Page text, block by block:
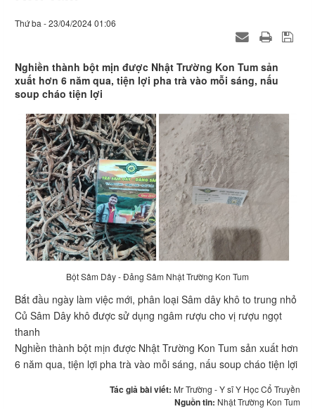
Thứ ba - 23/04/2024 01:06
Nghiền thành bột mịn được Nhật Trường Kon Tum sản
xuất hơn 6 năm qua, tiện lợi pha trà vào mỗi sáng, nấu
soup cháo tiện lợi
Bột Sâm Dây - Đảng Sâm Nhật Trường Kon Tum
Bắt đầu ngày làm việc mới, phân loại Sâm dây khô to trung nhỏ
Củ Sâm Dây khô được sử dụng ngâm rượu cho vị rượu ngọt
thanh
Nghiền thành bột mịn được Nhật Trường Kon Tum sản xuất hơn
6 năm qua, tiện lợi pha trà vào mỗi sáng, nấu soup cháo tiện lợi
Tác giả bài viết: Mr Trường - Y sĩ Y Học Cổ Truyền
Nguồn tin: Nhật Trường Kon Tum